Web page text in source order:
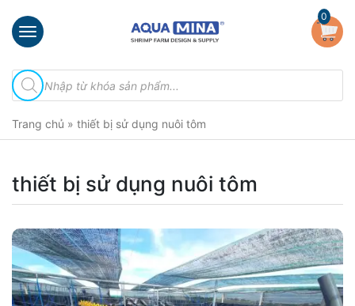
×
chủ
thiệu
phẩm
Đầu
Vi
Bọt
Khí
Ventek
0
Tìm
kiếm
sản
Trang chủ » thiết bị sử dụng nuôi tôm
thiết bị sử dụng nuôi tôm